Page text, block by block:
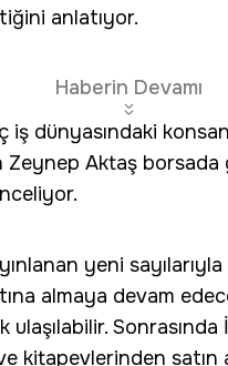
anlatıyor.
Haberin Devamı
iş dünyasındaki
Zeynep Aktaş
yeni
almaya devam
kitapevlerinden satın